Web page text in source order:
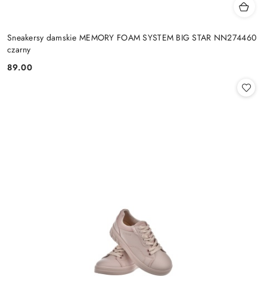
Sneakersy damskie MEMORY FOAM SYSTEM BIG STAR NN274460
czarny
Cena:
89.00